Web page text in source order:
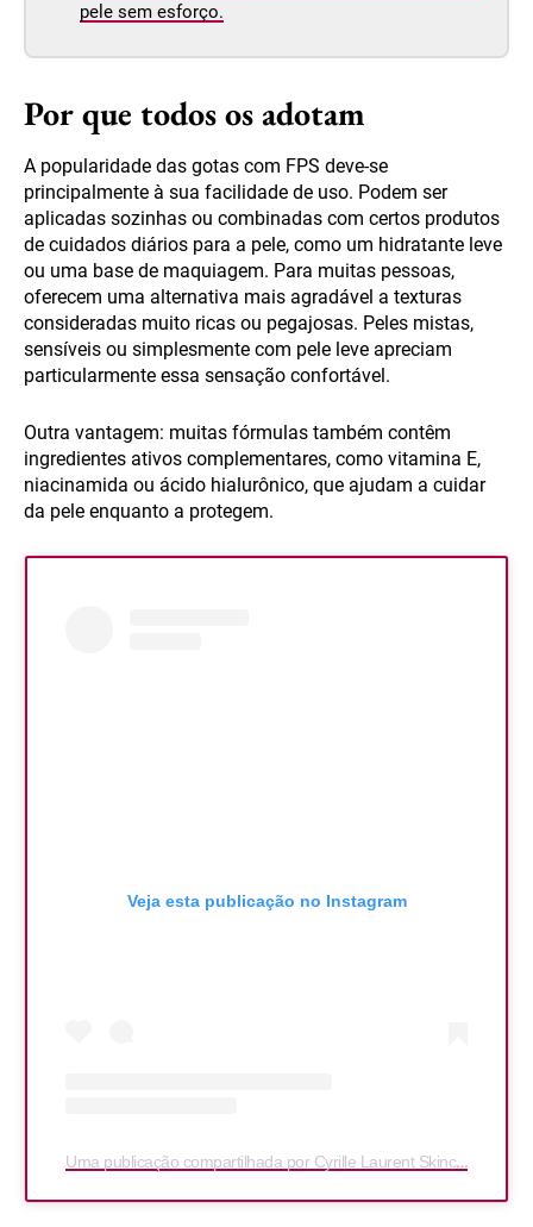
pele sem esforço.
Por que todos os adotam
A popularidade das gotas com FPS deve-se
principalmente à sua facilidade de uso. Podem ser
aplicadas sozinhas ou combinadas com certos produtos
de cuidados diários para a pele, como um hidratante leve
ou uma base de maquiagem. Para muitas pessoas,
oferecem uma alternativa mais agradável a texturas
consideradas muito ricas ou pegajosas. Peles mistas,
sensíveis ou simplesmente com pele leve apreciam
particularmente essa sensação confortável.
Outra vantagem: muitas fórmulas também contêm
ingredientes ativos complementares, como vitamina E,
niacinamida ou ácido hialurônico, que ajudam a cuidar
da pele enquanto a protegem.
Veja esta publicação no Instagram
Uma publicação compartilhada por Cyrille Laurent Skincare (@cyrille_laurent_skincare)